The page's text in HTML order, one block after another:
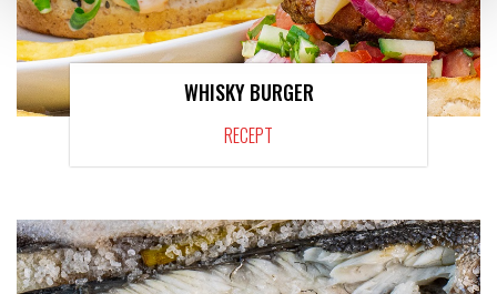
WHISKY BURGER
RECEPT